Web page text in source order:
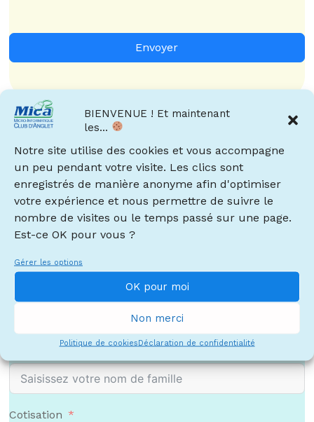
BIENVENUE ! Et maintenant
les...
Notre site utilise des cookies et vous accompagne
un peu pendant votre visite. Les clics sont
enregistrés de manière anonyme afin d'optimiser
votre expérience et nous permettre de suivre le
nombre de visites ou le temps passé sur une page.
Est-ce OK pour vous ?
Gérer les options
OK pour moi
Non merci
Politique de cookiesDéclaration de confidentialité
Envoyer
Renouvellement
Vous êtes déjà adhérent et vous souhaitez renouveler
votre adhésion pour la nouvelle année.
Cotisation